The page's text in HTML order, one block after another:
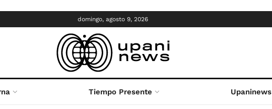
domingo, agosto 9, 2026
Tiempo Presente Upaninews